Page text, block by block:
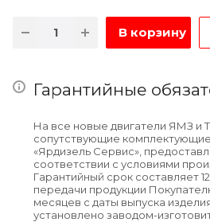
В корзину
Гарантийные
На все новые двигатели ЯМЗ и
сопутствующие
«Ярдизель Сервис»,
соответствии с условиями
Гарантийный срок составляет
передачи продукции
месяцев с даты выпуска
установлено заводом-